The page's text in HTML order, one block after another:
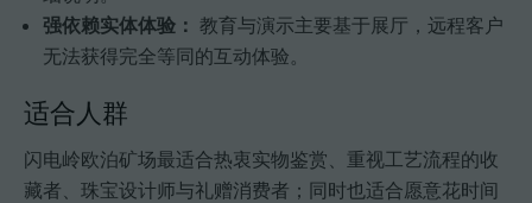
强依赖实体体验： 教育与演示主要基于展厅，远程客户
无法获得完全等同的互动体验。
适合人群
闪电岭欧泊矿场最适合热衷实物鉴赏、重视工艺流程的收
藏者、珠宝设计师与礼赠消费者；同时也适合愿意花时间